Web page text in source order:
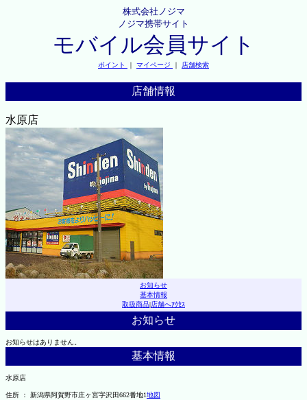
株式会社ノジマ
ノジマ携帯サイト
モバイル会員サイト
ポイント ｜ マイページ ｜ 店舗検索
店舗情報
水原店
お知らせ
基本情報
取扱商品|店舗へｱｸｾｽ
お知らせ
お知らせはありません。
基本情報
水原店
住所 ： 新潟県阿賀野市庄ヶ宮字沢田662番地1地図